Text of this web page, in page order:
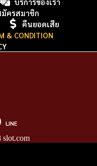
มัครสมาชิก
คืนยอดเสีย
& CONDITION
LINE